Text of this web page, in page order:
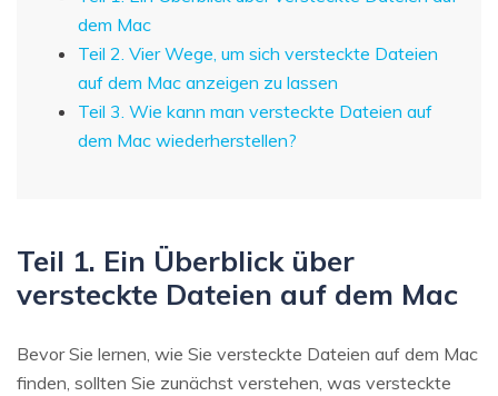
dem Mac
Teil 2. Vier Wege, um sich versteckte Dateien
auf dem Mac anzeigen zu lassen
Teil 3. Wie kann man versteckte Dateien auf
dem Mac wiederherstellen?
Teil 1. Ein Überblick über
versteckte Dateien auf dem Mac
Bevor Sie lernen, wie Sie versteckte Dateien auf dem Mac
finden, sollten Sie zunächst verstehen, was versteckte